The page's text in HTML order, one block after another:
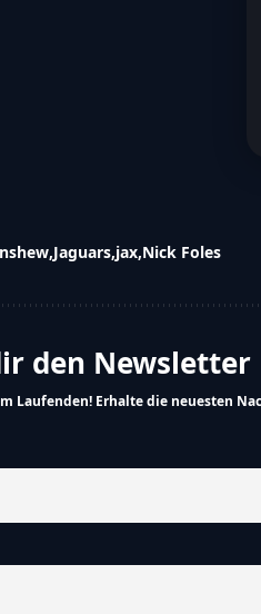
Jaguars jax Nick Foles
den Newsletter
Laufenden! Erhalte die neuesten